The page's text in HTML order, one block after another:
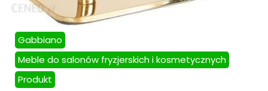
Gabbiano
Meble do salonów fryzjerskich i kosmetycznych
Produkt